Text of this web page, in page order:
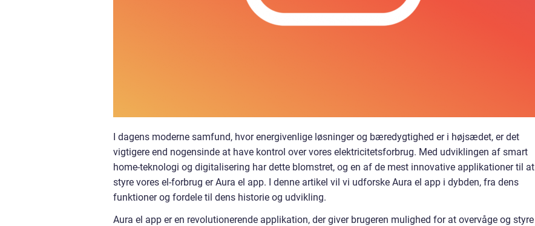
I dagens moderne samfund, hvor energivenlige løsninger og bæredygtighed er i højsædet, er det
vigtigere end nogensinde at have kontrol over vores elektricitetsforbrug. Med udviklingen af smart
home-teknologi og digitalisering har dette blomstret, og en af de mest innovative applikationer til at
styre vores el-forbrug er Aura el app. I denne artikel vil vi udforske Aura el app i dybden, fra dens
funktioner og fordele til dens historie og udvikling.
Aura el app er en revolutionerende applikation, der giver brugeren mulighed for at overvåge og styre